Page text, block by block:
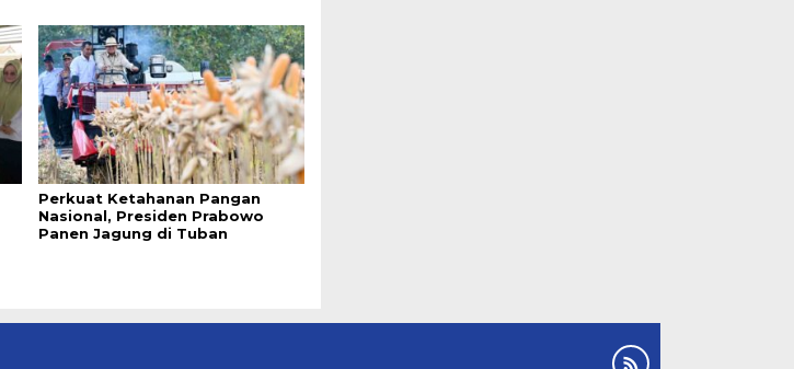
Perkuat Ketahanan Pangan
Nasional, Presiden Prabowo
Panen Jagung di Tuban